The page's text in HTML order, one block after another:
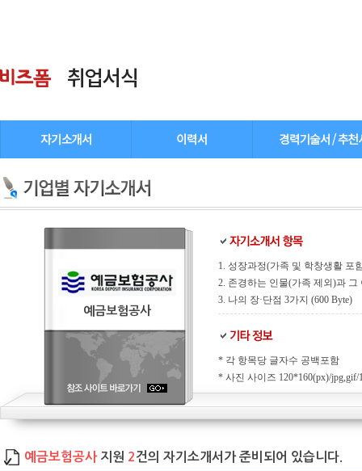
예금보험공사
1. 성장과정(가족 및 학창생활 포
2. 존경하는 인물(가족 제외)과 그
3. 나의 장·단점 3가지 (600 Byte)
* 각 항목당 글자수 공백포함
* 사진 사이즈 120*160(px)/
예금보험공사지원 2 건의 자기소개서가 준비되어 있습니다.